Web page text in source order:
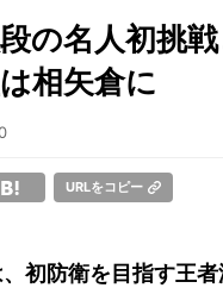
の名人初挑
相矢倉に
URLをコピー
初防衛を目指す王